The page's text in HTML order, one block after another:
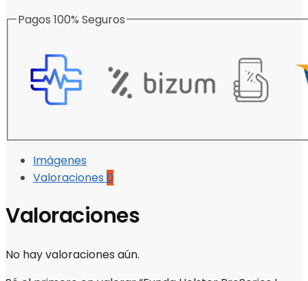
Pagos 100% Seguros
Imágenes
Valoraciones 0
Valoraciones
No hay valoraciones aún.